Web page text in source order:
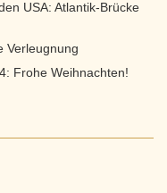
USA: Atlantik-Brücke
Verleugnung
Frohe Weihnachten!